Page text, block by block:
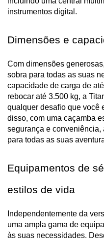
instrumentos digital.
Dimensões e
Com dimensões
sobra para todas as suas
capacidade de carga de
rebocar até 3.500 kg, a
qualquer desafio que você
disso, com uma caçamba
segurança e conveniência,
para todas as suas
Equipamentos de
estilos de vida
Independentemente da
uma ampla gama de
às suas necessidades.